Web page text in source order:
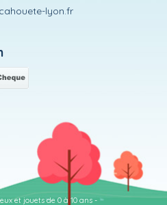
lyon.fr
et jouets de 0 à 10 ans -